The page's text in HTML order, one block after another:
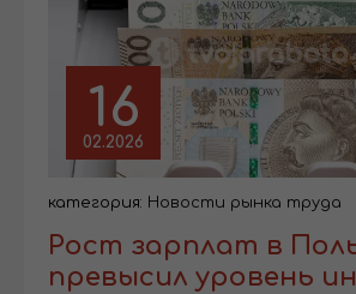
16
02.2026
категория: Новости рынка труда
Рост зарплат в
превысил уровень